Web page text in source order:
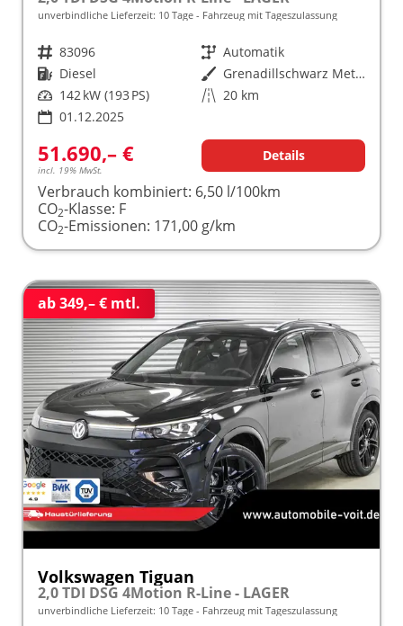
unverbindliche Lieferzeit: 10 Tage Fahrzeug mit Tageszulassung
Fahrzeugnr. 83096 Getriebe Automatik
Kraftstoff Diesel Außenfarbe
Grenadillschwarz Metallic (0E)
Leistung 142 kW (193 PS) Kilometerstand 20 km
01.12.2025
51.690,– €
incl. 19% MwSt.
Details
Verbrauch kombiniert: 6,50 l/100km
CO2-Klasse: F
CO2-Emissionen: 171,00 g/km
ab 349,– € mtl.
Volkswagen Tiguan
2,0 TDI DSG 4Motion R-Line - LAGER
unverbindliche Lieferzeit: 10 Tage Fahrzeug mit Tageszulassung